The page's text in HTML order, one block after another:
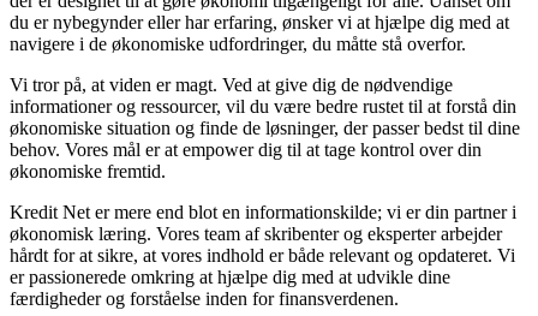
du er nybegynder eller har erfaring, ønsker vi at hjælpe dig med at
navigere i de økonomiske udfordringer, du måtte stå overfor.
Vi tror på, at viden er magt. Ved at give dig de nødvendige
informationer og ressourcer, vil du være bedre rustet til at forstå din
økonomiske situation og finde de løsninger, der passer bedst til dine
behov. Vores mål er at empower dig til at tage kontrol over din
økonomiske fremtid.
Kredit Net er mere end blot en informationskilde; vi er din partner i
økonomisk læring. Vores team af skribenter og eksperter arbejder
hårdt for at sikre, at vores indhold er både relevant og opdateret. Vi
er passionerede omkring at hjælpe dig med at udvikle dine
færdigheder og forståelse inden for finansverdenen.